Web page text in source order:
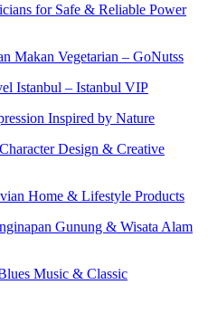
for Safe & Reliable Power
Makan Vegetarian – GoNutss
Istanbul – Istanbul VIP
Inspired by Nature
Design & Creative
Home & Lifestyle Products
Gunung & Wisata Alam
Music & Classic